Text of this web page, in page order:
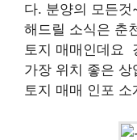
다. 분양의 모든
해드릴 소식은 춘
토지 매매인데요
가장 위치 좋은 상
토지 매매 인포